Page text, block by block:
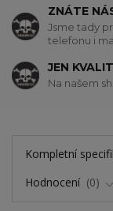
ZNÁTE
Jsme tady
telefonu i
JEN
Na našem
Kompletní
Hodnocení
0